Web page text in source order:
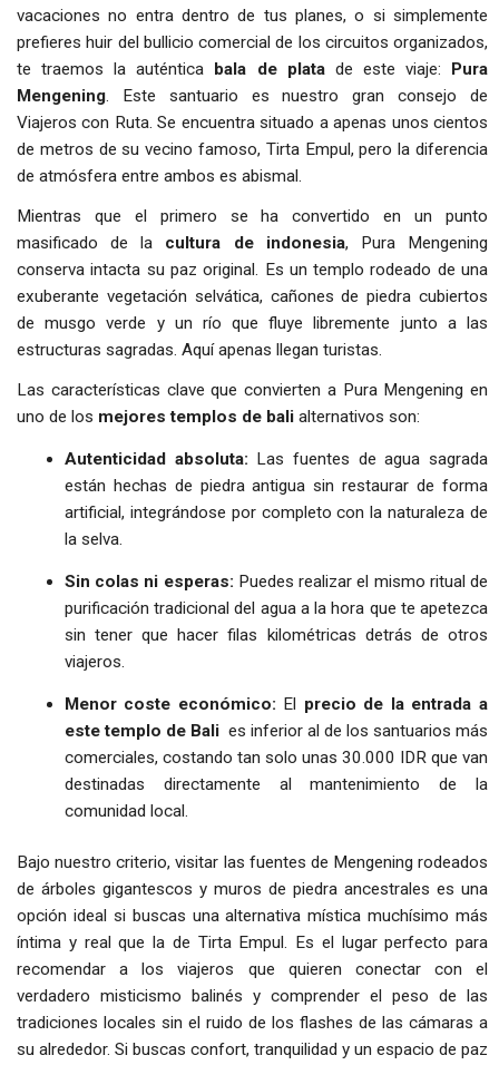
vacaciones no entra dentro de tus planes, o si simplemente
prefieres huir del bullicio comercial de los circuitos organizados,
te traemos la auténtica bala de platade este viaje: Pura
Mengening . Este santuario es nuestro gran consejo de
Viajeros con Ruta. Se encuentra situado a apenas unos cientos
de metros de su vecino famoso, Tirta Empul, pero la diferencia
de atmósfera entre ambos es abismal.
Mientras que el primero se ha convertido en un punto
masificado de la cultura de indonesia, Pura Mengening
conserva intacta su paz original. Es un templo rodeado de una
exuberante vegetación selvática, cañones de piedra cubiertos
de musgo verde y un río que fluye libremente junto a las
estructuras sagradas. Aquí apenas llegan turistas.
Las características clave que convierten a Pura Mengening en
uno de los mejores templos de bali alternativos son:
Autenticidad absoluta: Las fuentes de agua sagrada
están hechas de piedra antigua sin restaurar de forma
artificial, integrándose por completo con la naturaleza de
la selva.
Sin colas ni esperas: Puedes realizar el mismo ritual de
purificación tradicional del agua a la hora que te apetezca
sin tener que hacer filas kilométricas detrás de otros
viajeros.
Menor coste económico: El precio de la entrada a
este templo de Balies inferior al de los santuarios más
comerciales, costando tan solo unas 30.000 IDR que van
destinadas directamente al mantenimiento de la
comunidad local.
Bajo nuestro criterio, visitar las fuentes de Mengening rodeados
de árboles gigantescos y muros de piedra ancestrales es una
opción ideal si buscas una alternativa mística muchísimo más
íntima y real que la de Tirta Empul. Es el lugar perfecto para
recomendar a los viajeros que quieren conectar con el
verdadero misticismo balinés y comprender el peso de las
tradiciones locales sin el ruido de los flashes de las cámaras a
su alrededor. Si buscas confort, tranquilidad y un espacio de paz